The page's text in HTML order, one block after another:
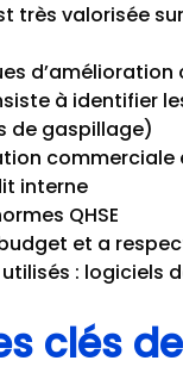
très valorisée
d’amélioration
à identifier
de gaspillage)
commerciale
interne
QHSE
et a
: logiciels
clés